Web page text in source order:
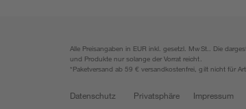
Alle Preisangaben in EUR inkl. gesetzl. MwSt.. Die
und Produkte nur solange der Vorrat reicht.
*Paketversand ab 59 € versandkostenfrei, gilt nicht für
Datenschutz Privatsphäre Impressum